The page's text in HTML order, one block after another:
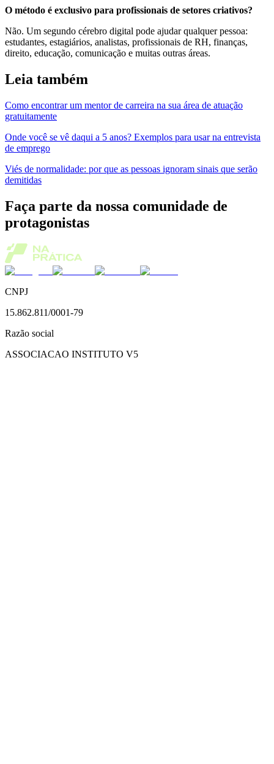
O método é exclusivo para profissionais de setores criativos?
Não. Um segundo cérebro digital pode ajudar qualquer pessoa:
estudantes, estagiários, analistas, profissionais de RH, finanças,
direito, educação, comunicação e muitas outras áreas.
Leia também
Como encontrar um mentor de carreira na sua área de atuação
gratuitamente
Onde você se vê daqui a 5 anos? Exemplos para usar na entrevista
de emprego
Viés de normalidade: por que as pessoas ignoram sinais que serão
demitidas
Faça parte da nossa comunidade de
protagonistas
CNPJ
15.862.811/0001-79
Razão social
ASSOCIACAO INSTITUTO V5